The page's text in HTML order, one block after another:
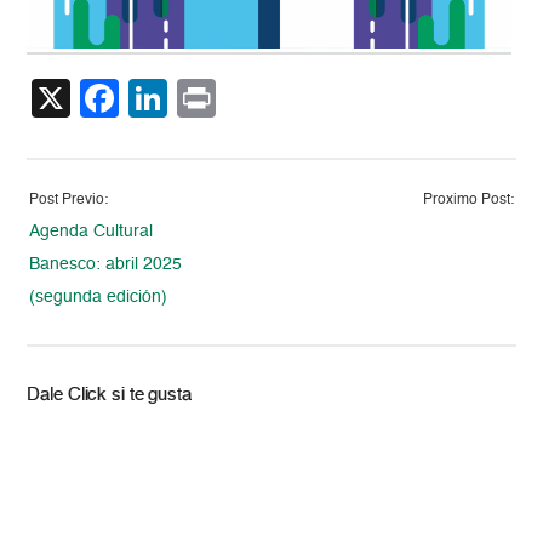
X Facebook
LinkedIn
Post Previo:
Agenda Cultural
Banesco: abril 2025
(segunda edición)
Proximo Post:
Dale Click si te gusta